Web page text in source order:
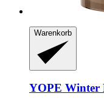
Warenkorb
YOPE Winter